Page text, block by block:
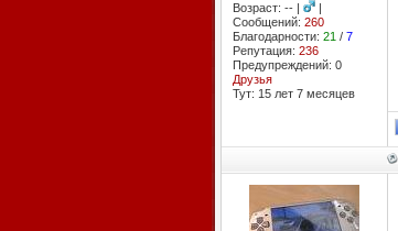
Возраст: -- |
|
Сообщений: 260
Благодарности: 21 / 7
Репутация: 236
Предупреждений: 0
Друзья
Тут: 15 лет 7 месяцев